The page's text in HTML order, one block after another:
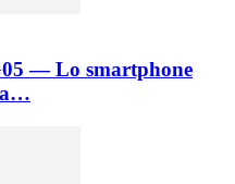
— Lo smartphone
a…